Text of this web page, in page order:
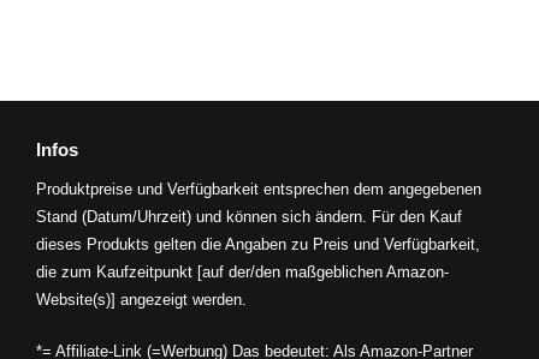
Infos
Produktpreise und Verfügbarkeit entsprechen dem angegebenen
Stand (Datum/Uhrzeit) und können sich ändern. Für den Kauf
dieses Produkts gelten die Angaben zu Preis und Verfügbarkeit,
die zum Kaufzeitpunkt [auf der/den maßgeblichen Amazon-
Website(s)] angezeigt werden.
*= Affiliate-Link (=Werbung) Das bedeutet: Als Amazon-Partner